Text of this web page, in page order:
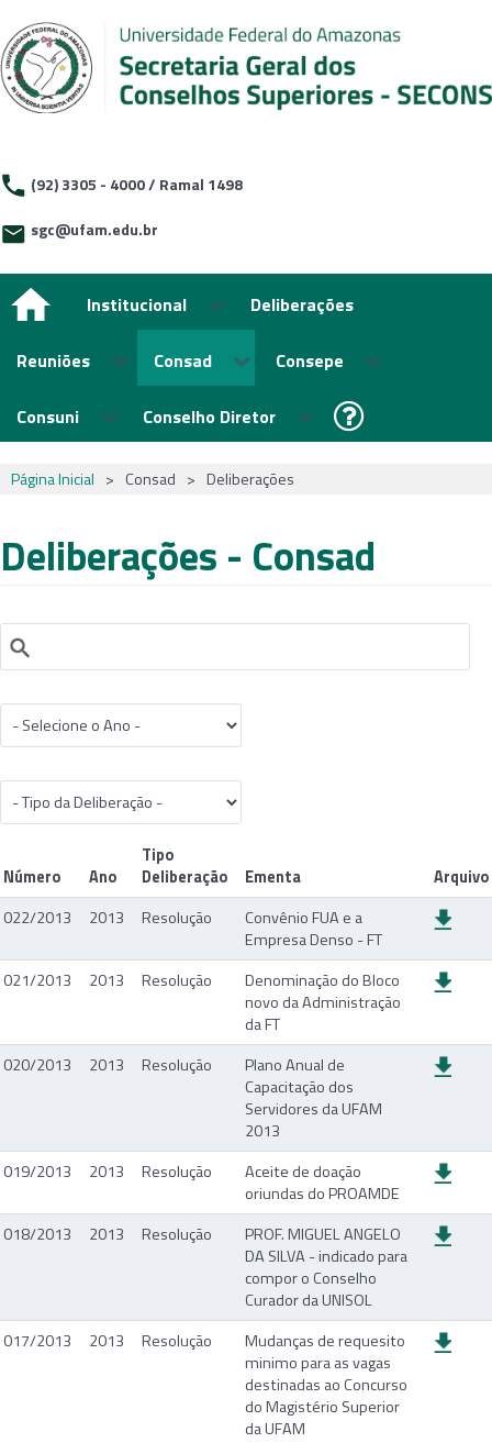
(92) 3305 - 4000 / Ramal 1498
sgc@ufam.edu.br
Institucional Deliberações
Reuniões Consad Consepe
Consuni Conselho Diretor
Página Inicial > Consad > Deliberações
Deliberações - Consad
Número Ano
Tipo
Deliberação
Ementa
Arquivo
022/2013
2013 Resolução
Convênio FUA e a
Empresa Denso - FT
021/2013
2013 Resolução
Denominação do Bloco
novo da Administração
da FT
020/2013
2013 Resolução
Plano Anual de
Capacitação dos
Servidores da UFAM
2013
019/2013
2013 Resolução
Aceite de doação
oriundas do PROAMDE
018/2013
2013 Resolução
PROF. MIGUEL ANGELO
DA SILVA - indicado para
compor o Conselho
Curador da UNISOL
017/2013
2013 Resolução
Mudanças de requesito
minimo para as vagas
destinadas ao Concurso
do Magistério Superior
da UFAM